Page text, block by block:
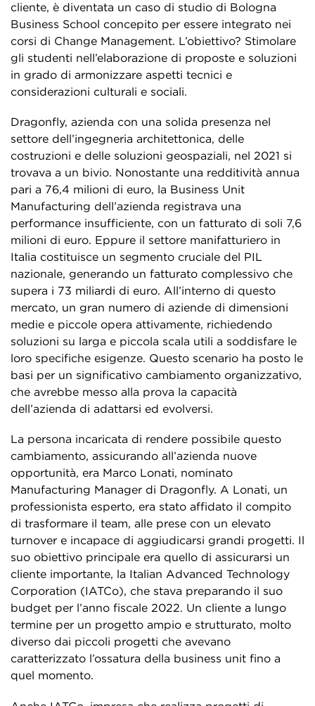
cliente, è diventata un caso di studio di Bologna
Business School concepito per essere integrato nei
corsi di Change Management. L’obiettivo? Stimolare
gli studenti nell’elaborazione di proposte e soluzioni
in grado di armonizzare aspetti tecnici e
considerazioni culturali e sociali.
Dragonfly, azienda con una solida presenza nel
settore dell’ingegneria architettonica, delle
costruzioni e delle soluzioni geospaziali, nel 2021 si
trovava a un bivio. Nonostante una redditività annua
pari a 76,4 milioni di euro, la Business Unit
Manufacturing dell’azienda registrava una
performance insufficiente, con un fatturato di soli 7,6
milioni di euro. Eppure il settore manifatturiero in
Italia costituisce un segmento cruciale del PIL
nazionale, generando un fatturato complessivo che
supera i 73 miliardi di euro. All’interno di questo
mercato, un gran numero di aziende di dimensioni
medie e piccole opera attivamente, richiedendo
soluzioni su larga e piccola scala utili a soddisfare le
loro specifiche esigenze. Questo scenario ha posto le
basi per un significativo cambiamento organizzativo,
che avrebbe messo alla prova la capacità
dell’azienda di adattarsi ed evolversi.
La persona incaricata di rendere possibile questo
cambiamento, assicurando all’azienda nuove
opportunità, era Marco Lonati, nominato
Manufacturing Manager di Dragonfly. A Lonati, un
professionista esperto, era stato affidato il compito
di trasformare il team, alle prese con un elevato
turnover e incapace di aggiudicarsi grandi progetti. Il
suo obiettivo principale era quello di assicurarsi un
cliente importante, la Italian Advanced Technology
Corporation (IATCo), che stava preparando il suo
budget per l’anno fiscale 2022. Un cliente a lungo
termine per un progetto ampio e strutturato, molto
diverso dai piccoli progetti che avevano
caratterizzato l’ossatura della business unit fino a
quel momento.